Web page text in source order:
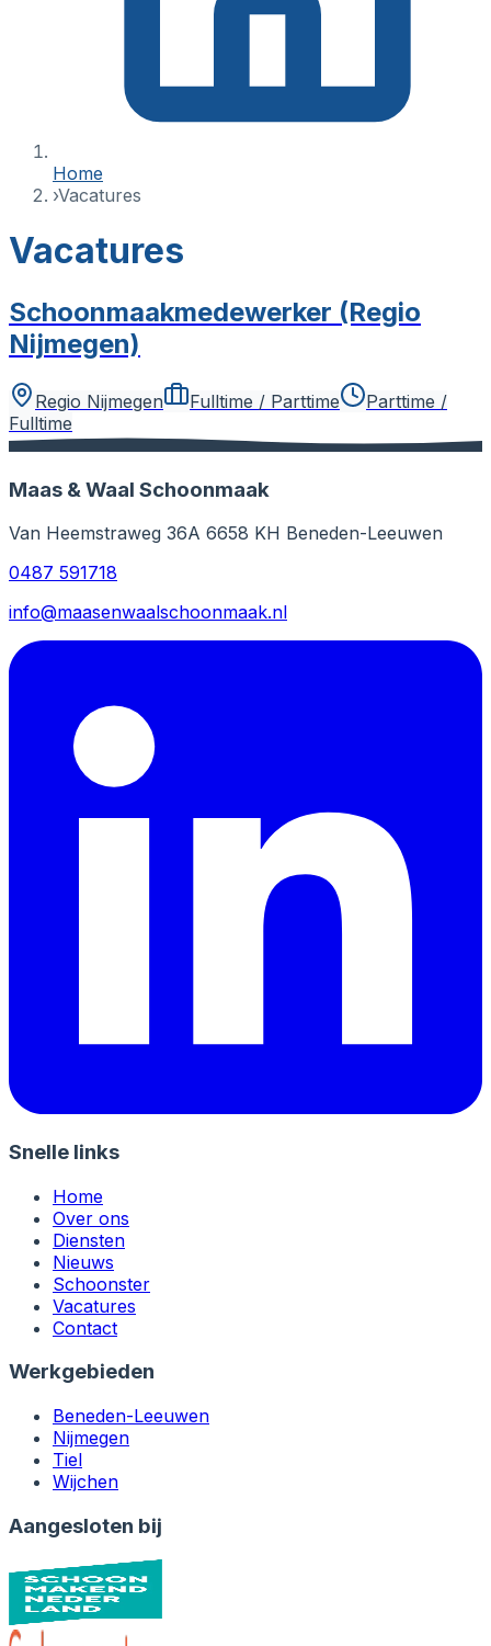
Home
›Vacatures
Vacatures
Schoonmaakmedewerker (Regio
Nijmegen)
Regio Nijmegen Fulltime / Parttime
Parttime /
Fulltime
Maas & Waal Schoonmaak
Van Heemstraweg 36A 6658 KH Beneden-Leeuwen
0487 591718
info@maasenwaalschoonmaak.nl
Snelle links
Home
Over ons
Diensten
Nieuws
Schoonster
Vacatures
Contact
Werkgebieden
Beneden-Leeuwen
Nijmegen
Tiel
Wijchen
Aangesloten bij